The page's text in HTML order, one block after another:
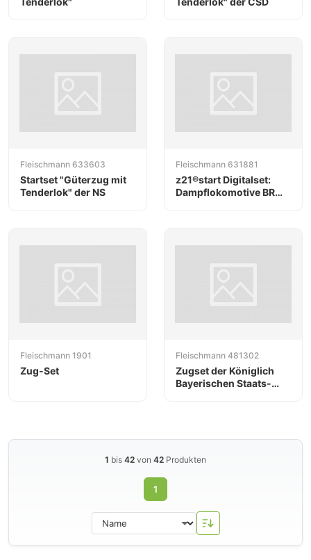
Fleischmann 633603
Startset "Güterzug mit
Tenderlok" der NS
Fleischmann 631881
z21®start Digitalset:
Dampflokomotive BR
Fleischmann 1901
Zug-Set
Fleischmann 481302
Zugset der Königlich
Bayerischen Staats-
1 bis 42 von 42 Produkten
1